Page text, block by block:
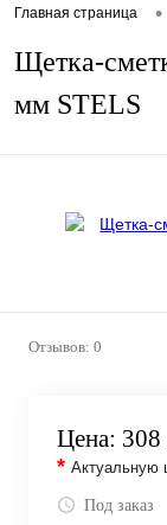
Главная страница •
Щетка-
мм STELS
Отзывов: 0
Цена: 308
* Актуальную
Под заказ